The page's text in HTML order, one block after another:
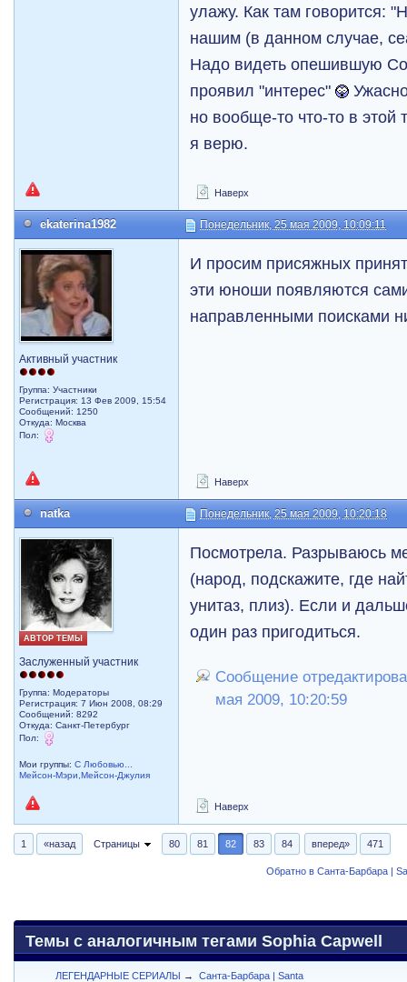
улажу. Как там говорится:
нашим (в данном случае,
Надо видеть опешившую
проявил "интерес"
но вообще-то что-то в этой
я верю.
Наверх
ekaterina1982 Понедельник, 25 мая 2009, 10:09:11
Активный участник
Группа: Участники
Регистрация: 13 Фев 2009, 15:54
Сообщений: 1250
Откуда: Москва
Пол:
И просим присяжных
эти юноши появляются
направленными поисками
Наверх
natka Понедельник, 25 мая 2009, 10:20:18
АВТОР ТЕМЫ
Заслуженный участник
Группа: Модераторы
Регистрация: 7 Июн 2008, 08:29
Сообщений: 8292
Откуда: Санкт-Петербург
Пол:
Мои группы:С Любовью...
Мейсон-Мэри,Мейсон-Джулия
Посмотрела. Разрываюсь
(народ, подскажите, где
унитаз, плиз). Если и
один раз пригодиться.
Сообщение
мая 2009, 10:20:59
Наверх
1 «назад Страницы 80 81 82 83 84 вперед» 471
Обратно в Санта-Барбара |
Темы с аналогичным тегами Sophia Capwell
ЛЕГЕНДАРНЫЕ СЕРИАЛЫ →
Санта-Барбара | Santa